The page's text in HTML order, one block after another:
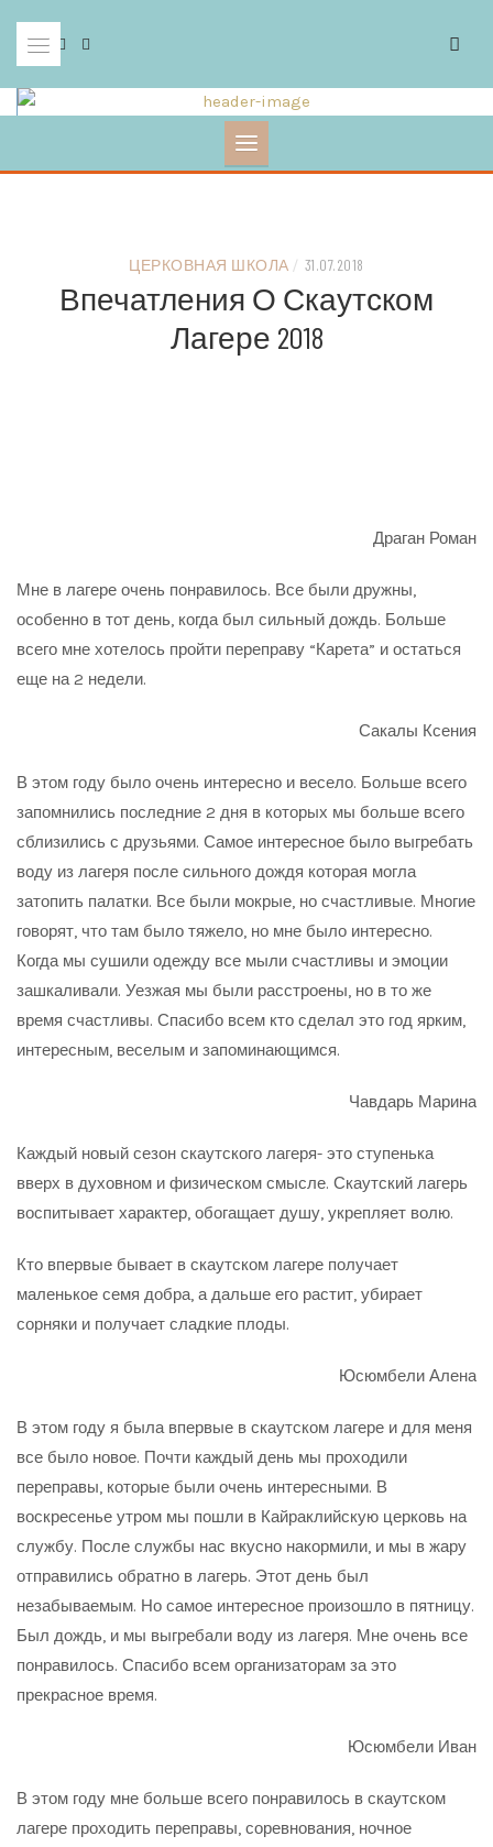
content
ЦЕРКОВНАЯ ШКОЛА / 31.07.2018
Впечатления О Скаутском
Лагере 2018
Драган Роман
Мне в лагере очень понравилось. Все были дружны,
особенно в тот день, когда был сильный дождь. Больше
всего мне хотелось пройти переправу “Карета” и остаться
еще на 2 недели.
Сакалы Ксения
В этом году было очень интересно и весело. Больше всего
запомнились последние 2 дня в которых мы больше всего
сблизились с друзьями. Самое интересное было выгребать
воду из лагеря после сильного дождя которая могла
затопить палатки. Все были мокрые, но счастливые. Многие
говорят, что там было тяжело, но мне было интересно.
Когда мы сушили одежду все мыли счастливы и эмоции
зашкаливали. Уезжая мы были расстроены, но в то же
время счастливы. Спасибо всем кто сделал это год ярким,
интересным, веселым и запоминающимся.
Чавдарь Марина
Каждый новый сезон скаутского лагеря- это ступенька
вверх в духовном и физическом смысле. Скаутский лагерь
воспитывает характер, обогащает душу, укрепляет волю.
Кто впервые бывает в скаутском лагере получает
маленькое семя добра, а дальше его растит, убирает
сорняки и получает сладкие плоды.
Юсюмбели Алена
В этом году я была впервые в скаутском лагере и для меня
все было новое. Почти каждый день мы проходили
переправы, которые были очень интересными. В
воскресенье утром мы пошли в Кайраклийскую церковь на
службу. После службы нас вкусно накормили, и мы в жару
отправились обратно в лагерь. Этот день был
незабываемым. Но самое интересное произошло в пятницу.
Был дождь, и мы выгребали воду из лагеря. Мне очень все
понравилось. Спасибо всем организаторам за это
прекрасное время.
Юсюмбели Иван
В этом году мне больше всего понравилось в скаутском
лагере проходить переправы, соревнования, ночное